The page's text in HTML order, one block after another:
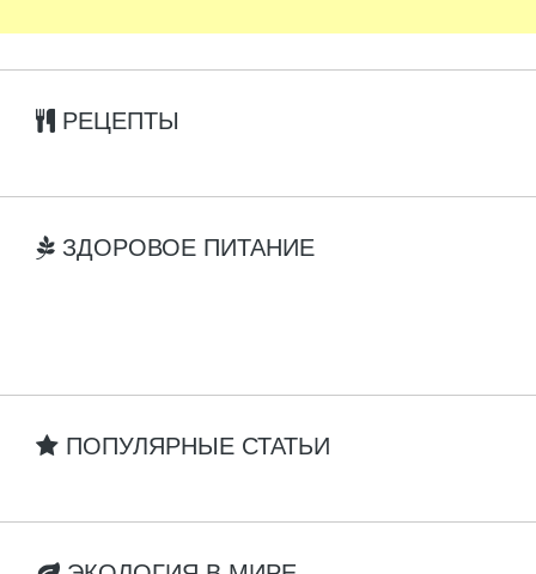
РЕЦЕПТЫ
ЗДОРОВОЕ ПИТАНИЕ
ПОПУЛЯРНЫЕ СТАТЬИ